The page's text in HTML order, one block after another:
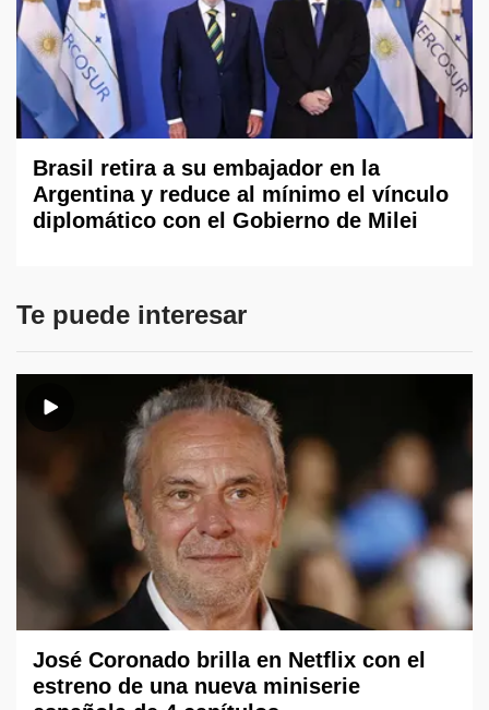
Brasil retira a su embajador en la
Argentina y reduce al mínimo el vínculo
diplomático con el Gobierno de Milei
Te puede interesar
José Coronado brilla en Netflix con el
estreno de una nueva miniserie